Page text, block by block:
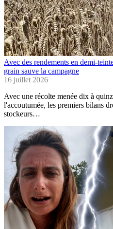
Avec des rendements en demi-
grain sauve la campagne
16 juillet 2026
Avec une récolte menée dix à
l'accoutumée, les premiers bilans
stockeurs…